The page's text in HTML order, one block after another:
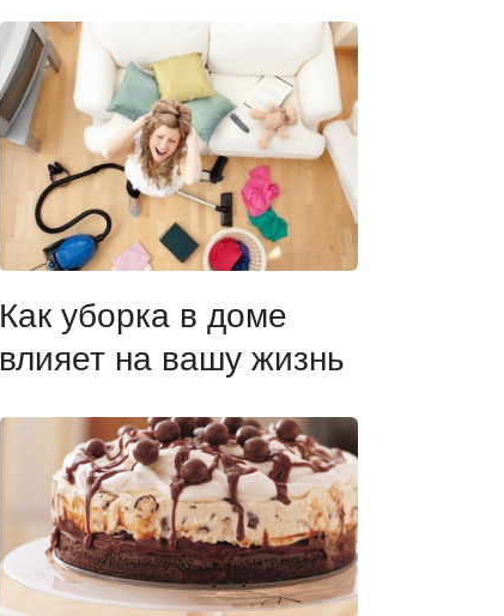
Как уборка в доме
влияет на вашу жизнь